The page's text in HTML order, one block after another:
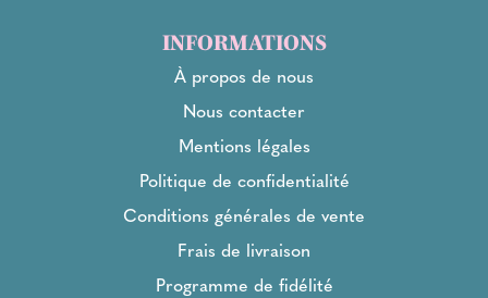
INFORMATIONS
À propos de nous
Nous contacter
Mentions légales
Politique de confidentialité
Conditions générales de vente
Frais de livraison
Programme de fidélité